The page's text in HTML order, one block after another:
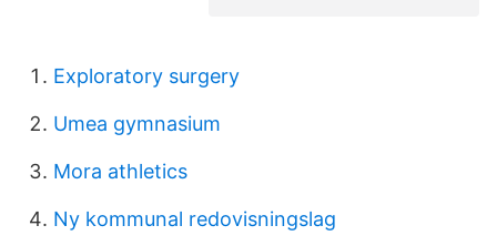
Exploratory surgery
Umea gymnasium
Mora athletics
Ny kommunal redovisningslag